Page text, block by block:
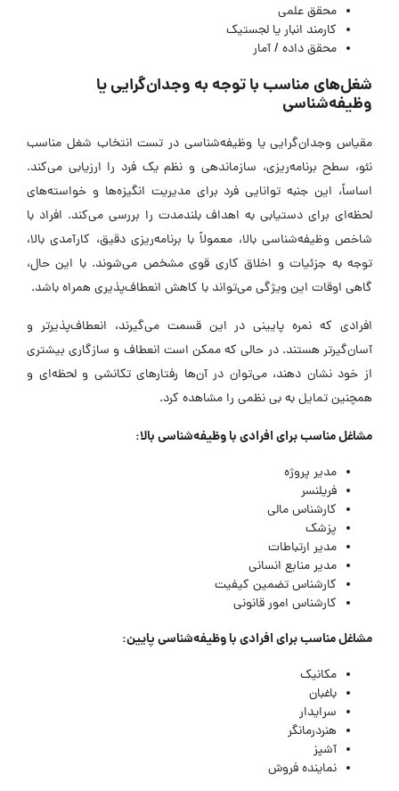
محقق علمی
کارمند انبار یا لجستیک
محقق داده / آمار
شغل‌های مناسب با توجه به وجدان‌گرایی یا
وظیفه‌شناسی
مقیاس وجدان‌گرایی یا وظیفه‌شناسی در تست انتخاب شغل مناسب
نئو، سطح برنامه‌ریزی، سازماندهی و نظم یک فرد را ارزیابی می‌کند.
اساساً، این جنبه توانایی فرد برای مدیریت انگیزه‌ها و خواسته‌های
لحظه‌ای برای دستیابی به اهداف بلندمدت را بررسی می‌کند. افراد با
شاخص وظیفه‌شناسی بالا، معمولاً با برنامه‌ریزی دقیق، کارآمدی بالا،
توجه به جزئیات و اخلاق کاری قوی مشخص می‌شوند. با این حال،
گاهی اوقات این ویژگی می‌تواند با کاهش انعطاف‌پذیری همراه باشد.
افرادی که نمره پایینی در این قسمت می‌گیرند، انعطاف‌پذیرتر و
آسان‌گیرتر هستند. در حالی که ممکن است انعطاف و سازگاری بیشتری
از خود نشان دهند، می‌توان در آن‌ها رفتار‌های تکانشی و لحظه‌ای و
همچنین تمایل به بی نظمی را مشاهده کرد.
مشاغل مناسب برای افرادی با وظیفه‌شناسی بالا:
مدیر پروژه
فریلنسر
کارشناس مالی
پزشک
مدیر ارتباطات
مدیر منابع انسانی
کارشناس تضمین کیفیت
کارشناس امور قانونی
مشاغل مناسب برای افرادی با وظیفه‌شناسی پایین:
مکانیک
باغبان
سرایدار
هنردرمانگر
آشپز
نماینده فروش